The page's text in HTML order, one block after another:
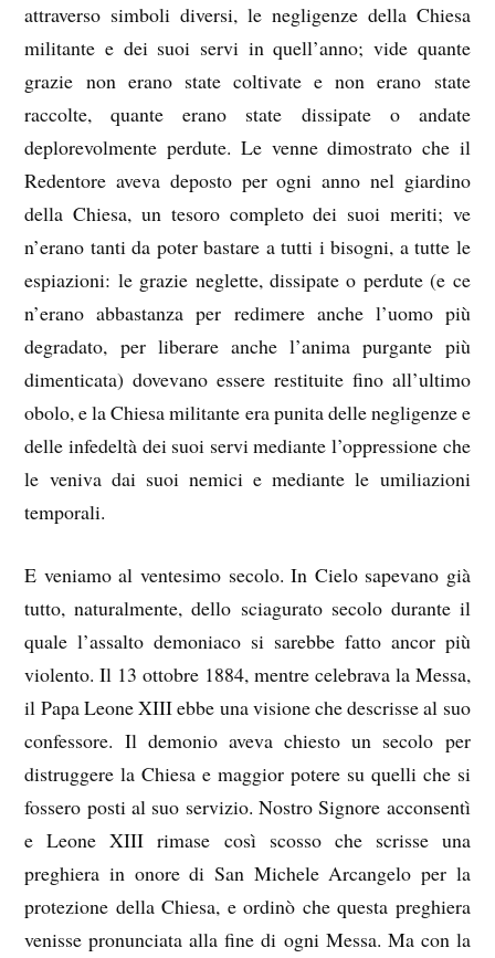
attraverso simboli diversi, le negligenze della Chiesa
militante e dei suoi servi in quell’anno; vide quante
grazie non erano state coltivate e non erano state
raccolte, quante erano state dissipate o andate
deplorevolmente perdute. Le venne dimostrato che il
Redentore aveva deposto per ogni anno nel giardino
della Chiesa, un tesoro completo dei suoi meriti; ve
n’erano tanti da poter bastare a tutti i bisogni, a tutte le
espiazioni: le grazie neglette, dissipate o perdute (e ce
n’erano abbastanza per redimere anche l’uomo più
degradato, per liberare anche l’anima purgante più
dimenticata) dovevano essere restituite fino all’ultimo
obolo, e la Chiesa militante era punita delle negligenze e
delle infedeltà dei suoi servi mediante l’oppressione che
le veniva dai suoi nemici e mediante le umiliazioni
temporali.
E veniamo al ventesimo secolo. In Cielo sapevano già
tutto, naturalmente, dello sciagurato secolo durante il
quale l’assalto demoniaco si sarebbe fatto ancor più
violento. Il 13 ottobre 1884, mentre celebrava la Messa,
il Papa Leone XIII ebbe una visione che descrisse al suo
confessore. Il demonio aveva chiesto un secolo per
distruggere la Chiesa e maggior potere su quelli che si
fossero posti al suo servizio. Nostro Signore acconsentì
e Leone XIII rimase così scosso che scrisse una
preghiera in onore di San Michele Arcangelo per la
protezione della Chiesa, e ordinò che questa preghiera
venisse pronunciata alla fine di ogni Messa. Ma con la